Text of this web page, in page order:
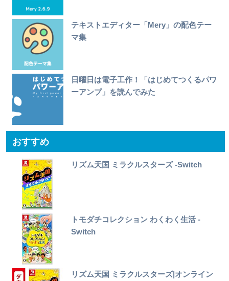
テキストエディター「Mery」の配色テー
マ集
日曜日は電子工作！「はじめてつくるパワ
ーアンプ」を読んでみた
おすすめ
リズム天国 ミラクルスターズ -Switch
トモダチコレクション わくわく生活 -
Switch
リズム天国 ミラクルスターズ|オンライン